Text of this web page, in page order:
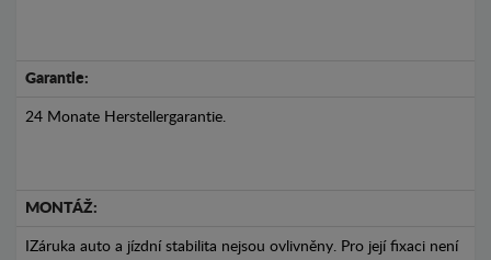
Garantie:
24 Monate Herstellergarantie.
MONTÁŽ:
IZáruka auto a jízdní stabilita nejsou ovlivněny. Pro její fixaci není